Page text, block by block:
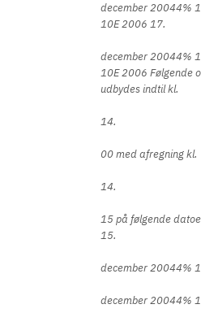
december 20044%
10E 2006 17.
december 20044%
10E 2006 Følgende
udbydes indtil kl.
14.
00 med afregning kl.
14.
15 på følgende
15.
december 20044%
december 20044%